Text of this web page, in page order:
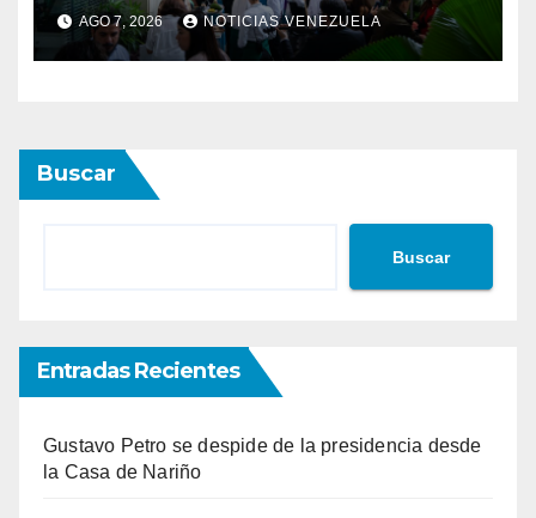
alianzas hoteleras
AGO 7, 2026 NOTICIAS VENEZUELA
Buscar
Buscar
Entradas Recientes
Gustavo Petro se despide de la presidencia desde
la Casa de Nariño